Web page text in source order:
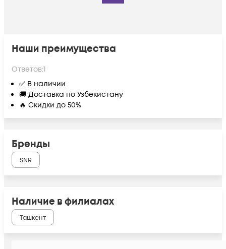
Наши преимущества
Ответов:1
✅ В наличии
🚚 Доставка по Узбекистану
🔥 Скидки до 50%
Бренды
SNR
Наличие в филиалах
Ташкент